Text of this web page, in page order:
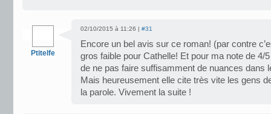
Ptitelfe
02/10/2015 à 11:26 | #31
Encore un bel avis sur ce roman! (par contre
gros faible pour Cathelle! Et pour ma note de 4/5
de ne pas faire suffisamment de nuances dans
Mais heureusement elle cite très vite les gens
la parole. Vivement la suite !